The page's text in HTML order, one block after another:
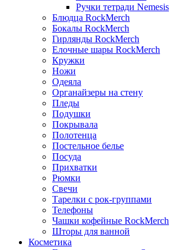
Ручки тетради Nemesis
Блюдца RockMerch
Бокалы RockMerch
Гирлянды RockMerch
Елочные шары RockMerch
Кружки
Ножи
Одеяла
Органайзеры на стену
Пледы
Подушки
Покрывала
Полотенца
Постельное белье
Посуда
Прихватки
Рюмки
Свечи
Тарелки с рок-группами
Телефоны
Чашки кофейные RockMerch
Шторы для ванной
Косметика